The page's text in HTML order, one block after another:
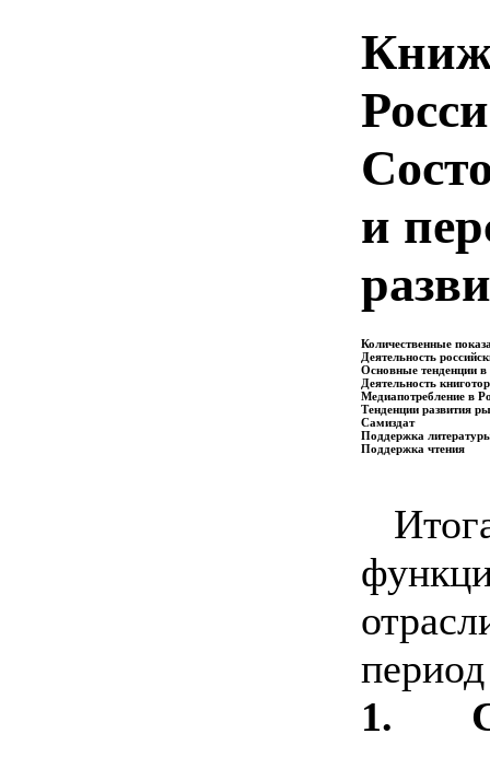
и
Количественные
Деятельность
Основные тенденции в
Деятельность
Медиапотребление в
Тенденции развития
Самиздат
Поддержка
Поддержка чтения
1.